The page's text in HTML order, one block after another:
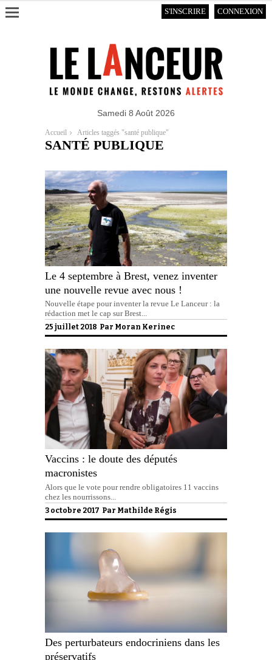
S'INSCRIRE CONNEXION
Samedi 8 Août 2026
Accueil Articles taggés "santé publique"
SANTÉ PUBLIQUE
Le 4 septembre à Brest, venez inventer
une nouvelle revue avec nous !
Nouvelle étape pour inventer la revue Le Lanceur : la
rédaction met le cap sur Brest...
25 juillet 2018 Par Moran Kerinec
Vaccins : le doute des députés
macronistes
Alors que le vote pour rendre obligatoires 11 vaccins
chez les nourrissons...
3 octobre 2017 Par Mathilde Régis
Des perturbateurs endocriniens dans les
préservatifs